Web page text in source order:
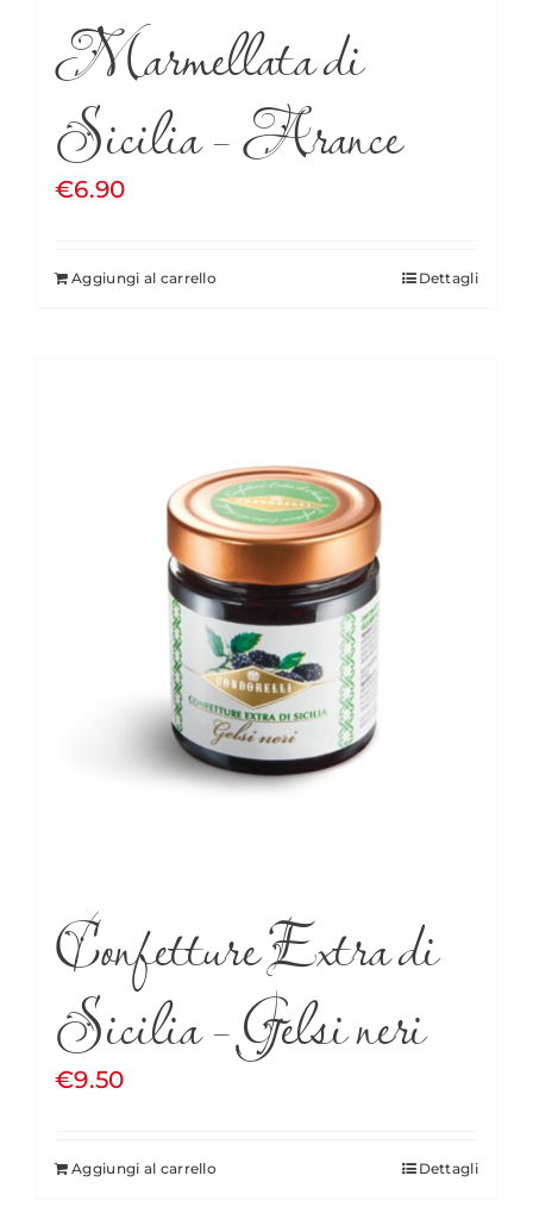
Marmellata di
Sicilia – Arance
€6.90
Aggiungi al carrello Dettagli
Confetture Extra di
Sicilia – Gelsi neri
€9.50
Aggiungi al carrello Dettagli